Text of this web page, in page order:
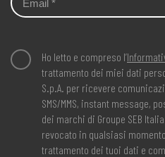
Ho letto e compreso l’
trattamento dei miei dati
S.p.A. per ricevere
SMS/MMS, instant message,
dei marchi di Groupe SEB
revocato in qualsiasi
trattamento dei tuoi dati e